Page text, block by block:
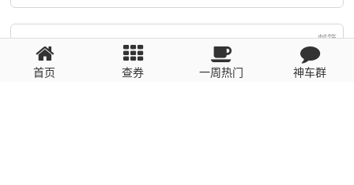
邮箱
回复需填写必要信息
首页 查券 一周热门 神车群